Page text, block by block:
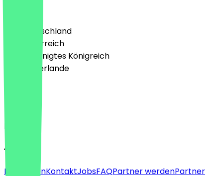
🇩🇪 Deutschland
🇦🇹 Österreich
🇬🇧 Vereinigtes Königreich
🇳🇱 Niederlande
Deutsch
English
About
Für FirmenKontaktJobsFAQPartner werdenPartner